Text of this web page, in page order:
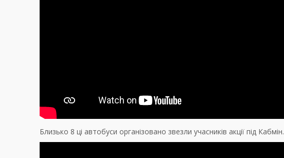
Близько 8 ці автобуси організовано звезли учасників акції під Кабмін.